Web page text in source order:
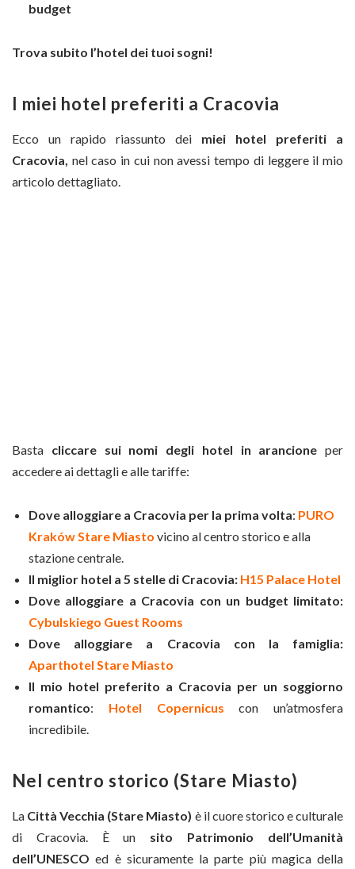
budget
Trova subito l’hotel dei tuoi sogni!
I miei hotel preferiti a Cracovia
Ecco un rapido riassunto dei miei hotel preferiti a
Cracovia, nel caso in cui non avessi tempo di leggere il mio
articolo dettagliato.
Basta cliccare sui nomi degli hotel in arancione per
accedere ai dettagli e alle tariffe:
Dove alloggiare a Cracovia per la prima volta: PURO
Kraków Stare Miasto vicino al centro storico e alla
stazione centrale.
Il miglior hotel a 5 stelle di Cracovia: H15 Palace Hotel
Dove alloggiare a Cracovia con un budget limitato:
Cybulskiego Guest Rooms
Dove alloggiare a Cracovia con la famiglia:
Aparthotel Stare Miasto
Il mio hotel preferito a Cracovia per un soggiorno
romantico: Hotel Copernicus con un’atmosfera
incredibile.
Nel centro storico (Stare Miasto)
La Città Vecchia (Stare Miasto) è il cuore storico e culturale
di Cracovia. È un sito Patrimonio dell’Umanità
dell’UNESCO ed è sicuramente la parte più magica della